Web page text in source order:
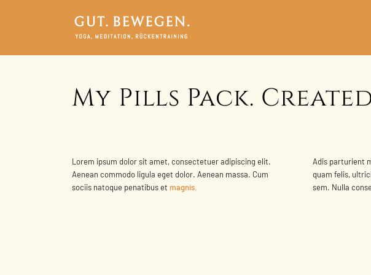
My Pills Pack.
Lorem ipsum dolor sit amet, consectetuer adipiscing elit.
Aenean commodo ligula eget dolor. Aenean massa. Cum
sociis natoque penatibus etmagnis.
Adis parturient
quam felis,
sem. Nulla